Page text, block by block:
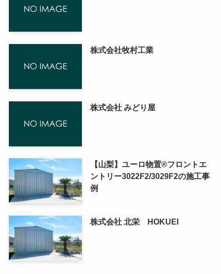
株式会社牧村工業
株式会社 みどり屋
【山梨】ユーロ物置®フロントエ
ントリー3022F2/3029F2の施工事
例
株式会社 北栄 HOKUEI